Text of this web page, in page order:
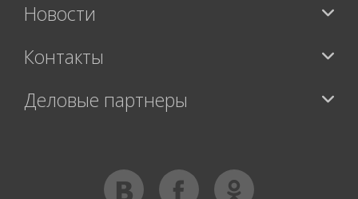
Новости
Контакты
Деловые партнеры